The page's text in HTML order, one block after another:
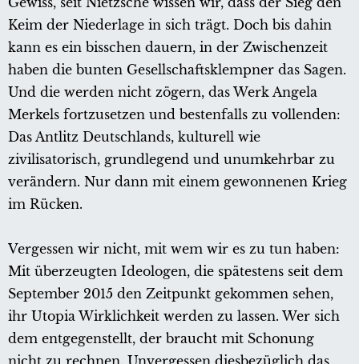
Keim der Niederlage in sich trägt. Doch bis dahin
kann es ein bisschen dauern, in der Zwischenzeit
haben die bunten Gesellschaftsklempner das Sagen.
Und die werden nicht zögern, das Werk Angela
Merkels fortzusetzen und bestenfalls zu vollenden:
Das Antlitz Deutschlands, kulturell wie
zivilisatorisch, grundlegend und unumkehrbar zu
verändern. Nur dann mit einem gewonnenen Krieg
im Rücken.
Vergessen wir nicht, mit wem wir es zu tun haben:
Mit überzeugten Ideologen, die spätestens seit dem
September 2015 den Zeitpunkt gekommen sehen,
ihr Utopia Wirklichkeit werden zu lassen. Wer sich
dem entgegenstellt, der braucht mit Schonung